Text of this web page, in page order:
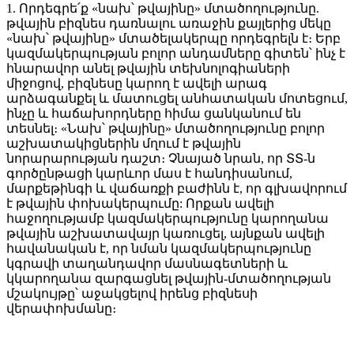
1. Որդեգրե՛ք «նախ՝ թվայինը» մտածողությունը.
թվային բիզնես դառնալու առաջին քայլերից մեկը
«նախ՝ թվայինը» մտածելակերպը որդեգրելն է։ Երբ
կազմակերպության բոլոր անդամները գիտեն՝ ինչ է
հնարավոր անել թվային տեխնոլոգիաների
միջոցով, բիզնեսը կարող է ավելի արագ
արձագանքել և մատուցել անհատական մոտեցում,
ինչը և հաճախորդները հիմա ցանկանում են
տեսնել։ «Նախ՝ թվայինը» մտածողությունը բոլոր
աշխատակիցներին մղում է թվային
նորարարության դաշտ։ Չնայած նրան, որ ՏՏ-ն
գործընթացի կարևոր մաս է հանդիսանում,
մարքեթինգի և վաճառքի բաժինն է, որ գլխավորում
է թվային փոխակերպումը: Որքան ավելի
հաջողությամբ կազմակերպությունը կարողանա
թվային աշխատավայր կառուցել, այնքան ավելի
հավանական է, որ նման կազմակերպությունը
կգրավի տաղանդավոր մասնագետների և
կկարողանա զարգացնել թվային-մտածողության
մշակույթը՝ աջակցելով իրենց բիզնեսի
վերափոխմանը։